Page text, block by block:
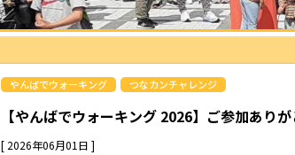
やんばでウォーキング つなカンチャレンジ
【やんばでウォーキング 2026】ご参加あり
[ 2026年06月01日 ]